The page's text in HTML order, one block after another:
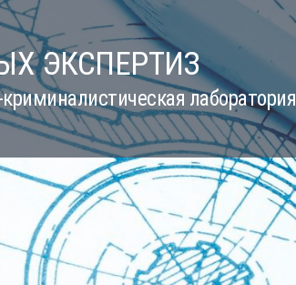
ЭКСПЕРТИЗ
лаборатория